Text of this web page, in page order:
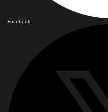
Facebook